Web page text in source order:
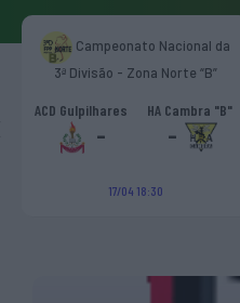
Campeonato Nacional da
3ª Divisão - Zona Norte “B”
ACD Gulpilhares
-
HA Cambra "B"
-
17/04 18:30